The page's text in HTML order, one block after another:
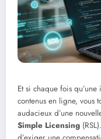
Et si chaque fois
contenus en ligne, vous
audacieux d’une
Simple Licensing